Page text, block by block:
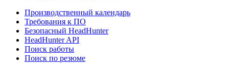
Производственный календарь
Требования к ПО
Безопасный HeadHunter
HeadHunter API
Поиск работы
Поиск по резюме